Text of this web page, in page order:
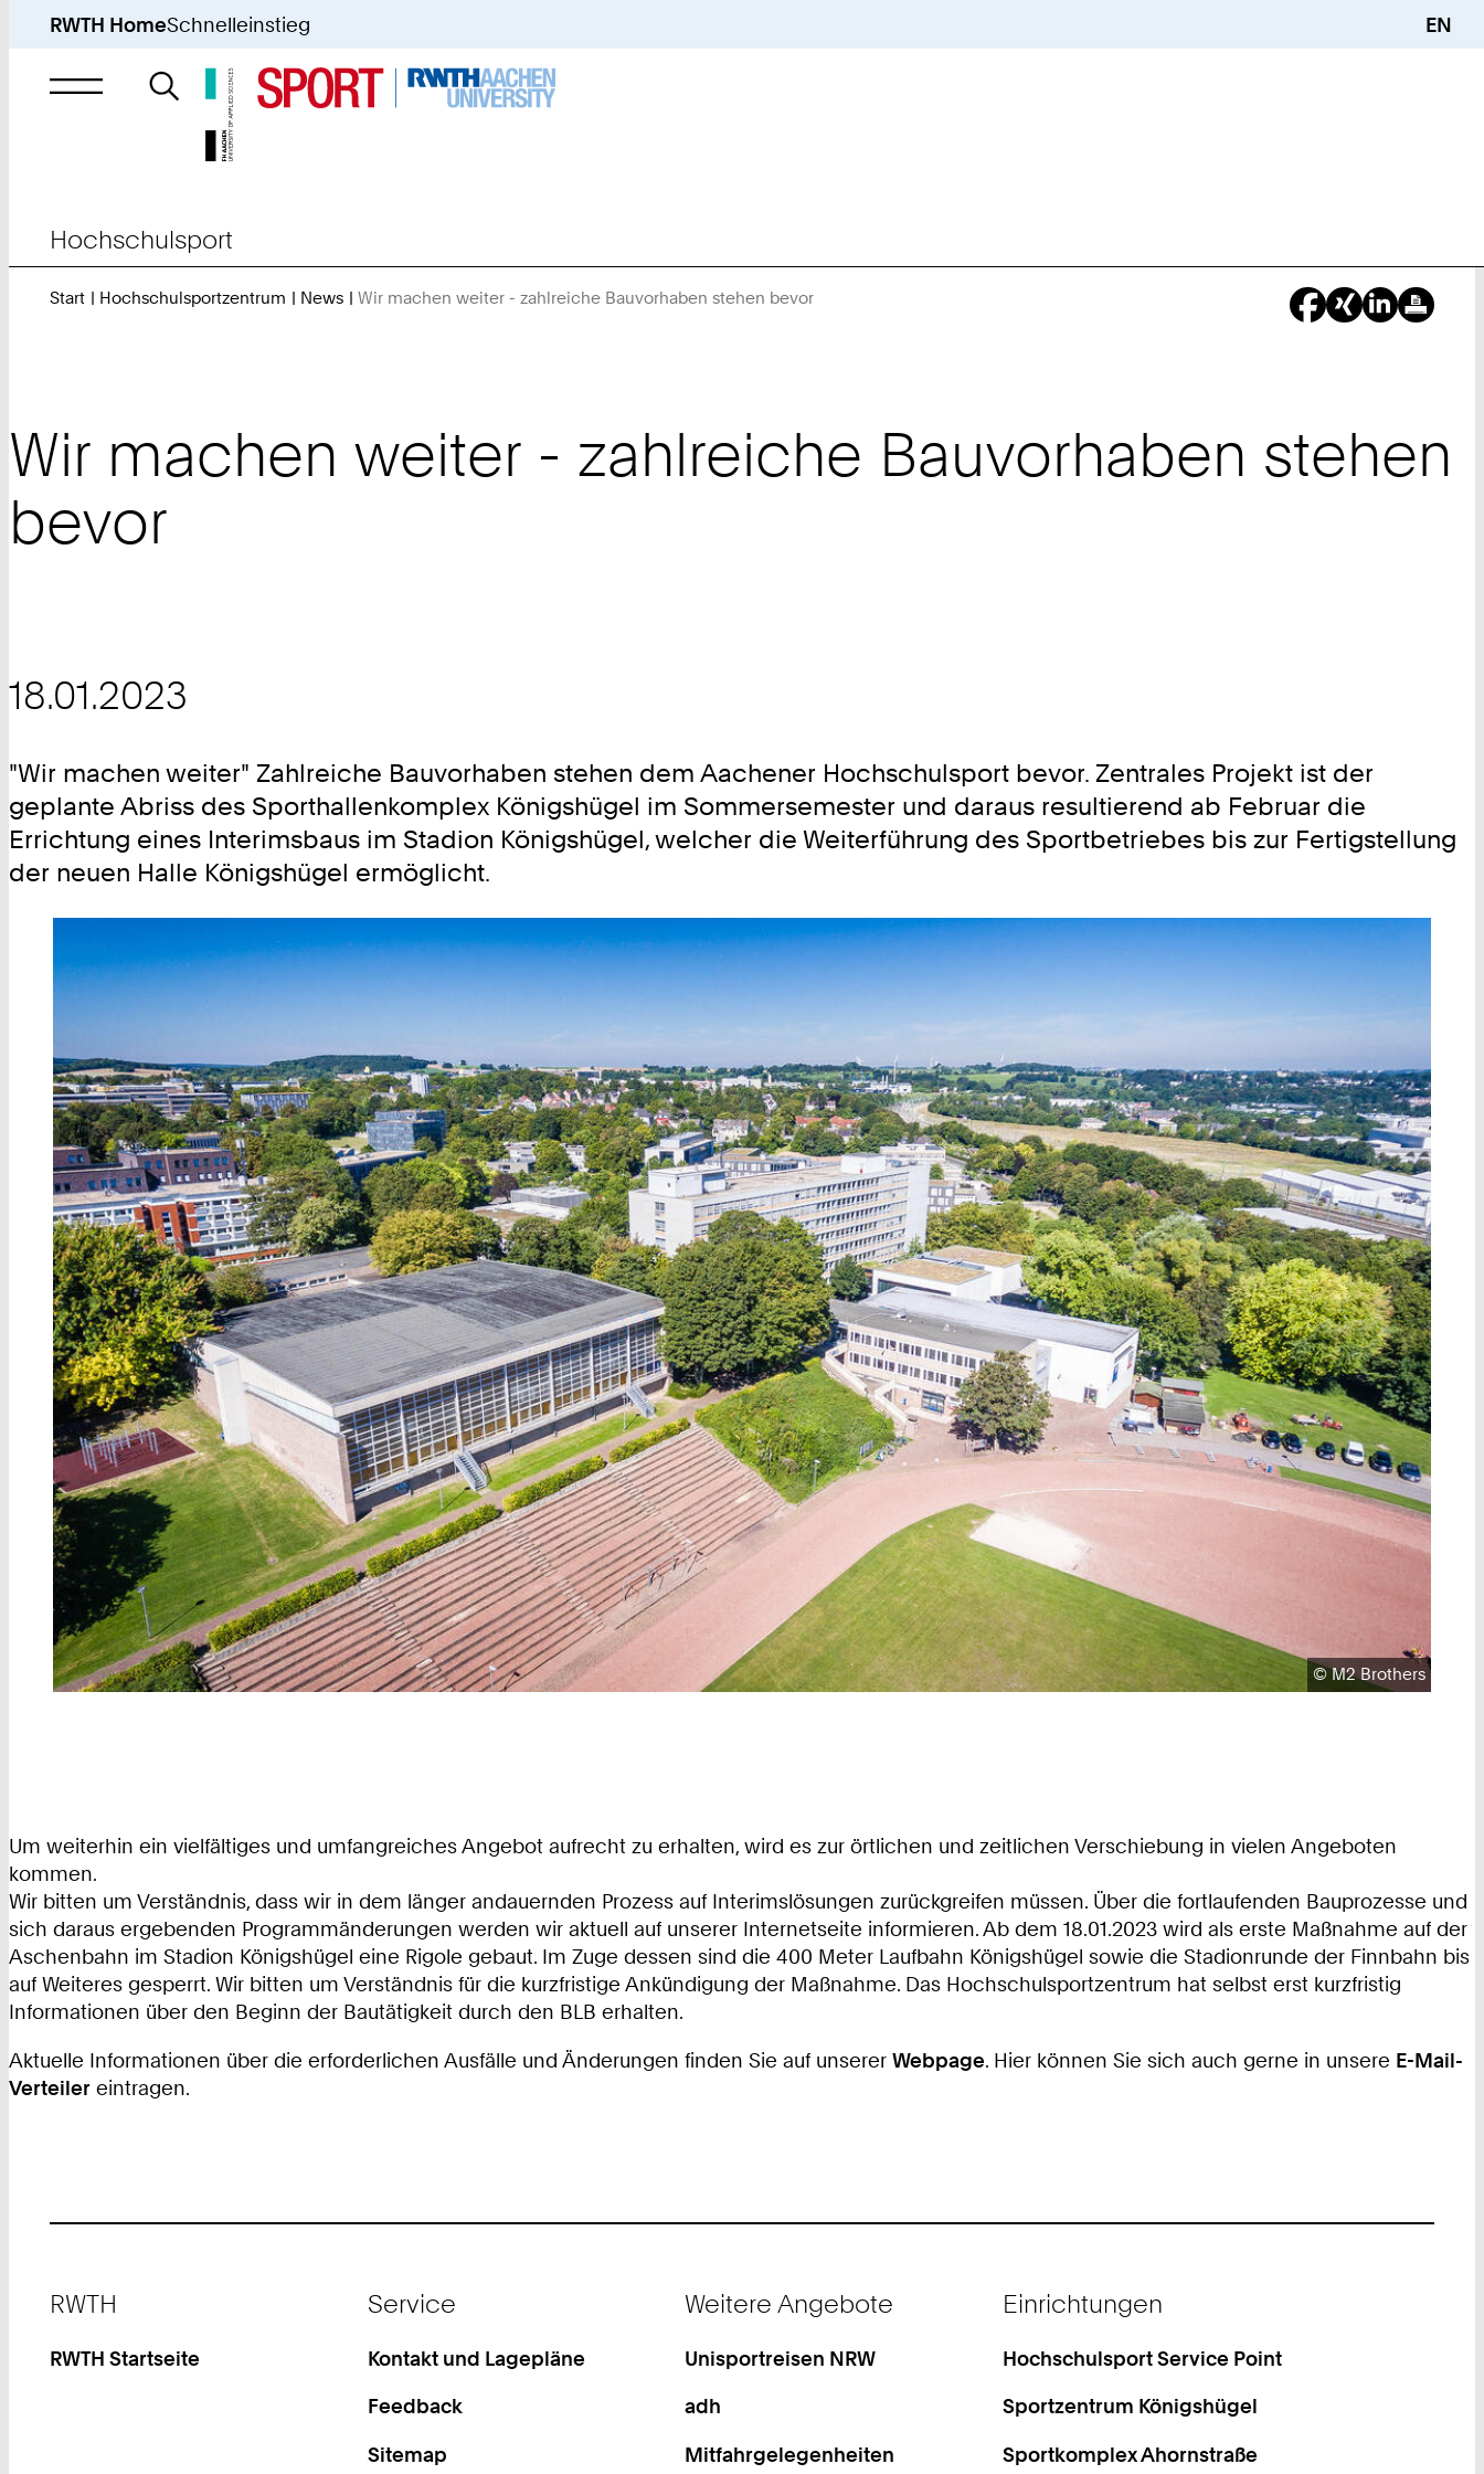
RWTH HomeSchnelleinstieg EN
Suche
nach
Hochschulsport
Start Hochschulsportzentrum News Wir machen weiter - zahlreiche Bauvorhaben stehen bevor
Wir machen weiter - zahlreiche Bauvorhaben stehen
bevor
18.01.2023
"Wir machen weiter" Zahlreiche Bauvorhaben stehen dem Aachener Hochschulsport bevor. Zentrales Projekt ist der
geplante Abriss des Sporthallenkomplex Königshügel im Sommersemester und daraus resultierend ab Februar die
Errichtung eines Interimsbaus im Stadion Königshügel, welcher die Weiterführung des Sportbetriebes bis zur Fertigstellung
der neuen Halle Königshügel ermöglicht.
Urheberrecht:
©M2 Brothers
Um weiterhin ein vielfältiges und umfangreiches Angebot aufrecht zu erhalten, wird es zur örtlichen und zeitlichen Verschiebung in vielen Angeboten
kommen.
Wir bitten um Verständnis, dass wir in dem länger andauernden Prozess auf Interimslösungen zurückgreifen müssen. Über die fortlaufenden Bauprozesse und
sich daraus ergebenden Programmänderungen werden wir aktuell auf unserer Internetseite informieren. Ab dem 18.01.2023 wird als erste Maßnahme auf der
Aschenbahn im Stadion Königshügel eine Rigole gebaut. Im Zuge dessen sind die 400 Meter Laufbahn Königshügel sowie die Stadionrunde der Finnbahn bis
auf Weiteres gesperrt. Wir bitten um Verständnis für die kurzfristige Ankündigung der Maßnahme. Das Hochschulsportzentrum hat selbst erst kurzfristig
Informationen über den Beginn der Bautätigkeit durch den BLB erhalten.
Aktuelle Informationen über die erforderlichen Ausfälle und Änderungen finden Sie auf unserer Webpage. Hier können Sie sich auch gerne in unsere E-Mail-
Verteiler eintragen.
RWTH
RWTH Startseite
Service
Kontakt und Lagepläne
Feedback
Sitemap
Weitere Angebote
Unisportreisen NRW
adh
Mitfahrgelegenheiten
Einrichtungen
Hochschulsport Service Point
Sportzentrum Königshügel
Sportkomplex Ahornstraße